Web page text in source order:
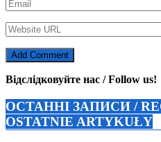
Відслідковуйте нас / Follow us!
ОСТАННІ ЗАПИСИ /
OSTATNIE ARTYKUŁY